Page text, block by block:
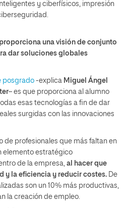
y ciberfísicos, impresión
una visión de conjunto
dar soluciones globales
posgrado -explica M iguel Ángel
– es que proporciona al alumno
esas tecnologías a fin de dar
surgidas con las innovaciones
de profesionales que más faltan en
elemento estratégico
de la empresa, al hacer que
y la eficiencia y reducir costes. De
son un 10% más productivas,
la creación de empleo.